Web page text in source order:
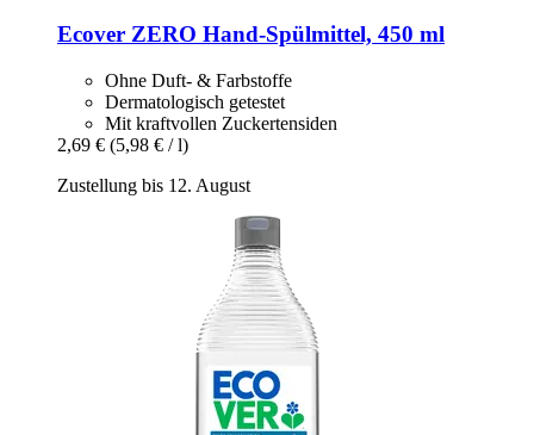
Ecover ZERO Hand-​Spülmittel, 450 ml
Ohne Duft- & Farbstoffe
Dermatologisch getestet
Mit kraftvollen Zuckertensiden
2,69 € (5,98 € / l)
Zustellung bis 12. August